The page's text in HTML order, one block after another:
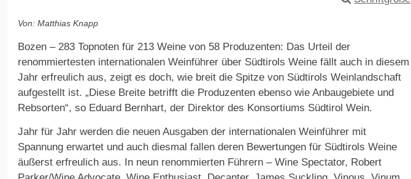
Von: Matthias Knapp
Bozen – 283 Topnoten für 213 Weine von 58 Produzenten: Das Urteil der
renommiertesten internationalen Weinführer über Südtirols Weine fällt auch in diesem
Jahr erfreulich aus, zeigt es doch, wie breit die Spitze von Südtirols Weinlandschaft
aufgestellt ist. „Diese Breite betrifft die Produzenten ebenso wie Anbaugebiete und
Rebsorten“, so Eduard Bernhart, der Direktor des Konsortiums Südtirol Wein.
Jahr für Jahr werden die neuen Ausgaben der internationalen Weinführer mit
Spannung erwartet und auch diesmal fallen deren Bewertungen für Südtirols Weine
äußerst erfreulich aus. In neun renommierten Führern – Wine Spectator, Robert